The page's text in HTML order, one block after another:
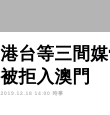
港台等三間
被拒入澳門
2019.12.18 14:00 時事